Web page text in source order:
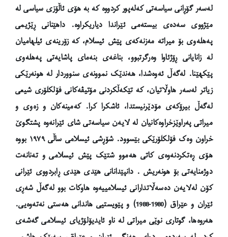
لەسەر گۆڕانی سیاسەتی کەلەپور کردووە کە بە هۆی ئاڵۆزی سیاسی لە
مێژووی سەدەی بیستەمی ئێراندا دیاریکراوە. داهێنانی ڕێژیمی
پەهلەوی بۆ میراتە مەزنەکەی پێش ئیسلام، کە زۆرینەی ئیلهامیان
لە زانایانی ڕۆژئاوا وەرگرتبوو، بناغەی بنەمای پاشایەتی پەهلەوی
پێکهێنا. لەگەڵ ئەوەشدا، هەندێک نموونەی سنووردار لە هونەرێکی
زیاتر لەسەر هاوڵاتیان، کە تێکەڵکردنی مۆتیڤەکانی فۆلکلۆری شیعی
لەگەڵ بیرۆکەی مۆدێرنیستدا، ئاشکرا کرا. کەمینەکان و زەوی و
میراتی پەراوێزخراوەکانیان لە لایەن سیاسەتی شای ئێرانەوە پشتگوێ
خراون وەک فۆلکلۆرێکی بێسوود. شۆڕشی ئیسلامی ساڵی ١٩٧٩ بووە
هۆی ڕەتکردنەوەی کاتی هەموو شتێک پێش ئیسلامی و تەنانەت
دوژمنایەتی بۆ هونەریش . دانپێدانانی هێدی هێدی ڕابردووی ئێرانی
کۆن لەلایەن دەسەڵاتدارانی ئیسلامییەوە هاوکات بوو لەگەڵ شەڕی
ئێران و عێراق (1980-1988) و پێویستیی هاندانی هەستی نەتەوەیی.
هەروەها، گوتاری نوێی میراتی لە ناو ئایدیۆلۆژیای ئیسلامی گەشەی